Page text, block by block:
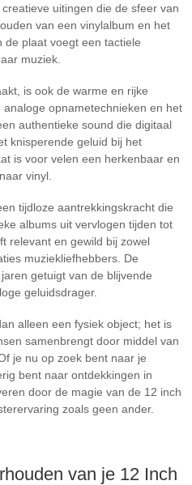
uitingen die de sfeer van
van een vinylalbum en het
de plaat voegt een tactiele
muziek.
is ook de warme en rijke
opnametechnieken en het
authentieke sound die digitaal
knisperende geluid bij het
is voor velen een herkenbaar en
vinyl.
tijdloze aantrekkingskracht die
albums uit vervlogen tijden tot
relevant en gewild bij zowel
muziekliefhebbers. De
getuigt van de blijvende
geluidsdrager.
alleen een fysiek object; het is
samenbrengt door middel van
je nu op zoek bent naar je
bent naar ontdekkingen in
door de magie van de 12 inch
zoals geen ander.
van je 12 Inch